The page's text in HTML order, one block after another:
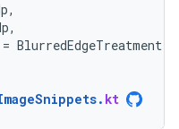
,
,
= BlurredEdgeTreatment
. kt